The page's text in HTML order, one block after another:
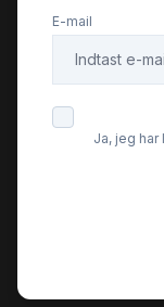
E-mail
Ja, jeg